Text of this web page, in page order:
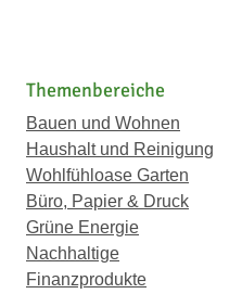
Themenbereiche
Bauen und Wohnen
Haushalt und Reinigung
Wohlfühloase Garten
Büro, Papier & Druck
Grüne Energie
Nachhaltige
Finanzprodukte